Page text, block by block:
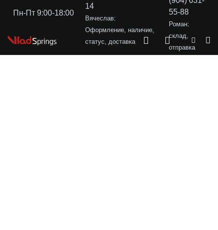
Пн-Пт 9:00-18:00
14
Вячеслав:
Оформление, наличие,
статус, доставка
55-88
Роман:
склад,
отправка